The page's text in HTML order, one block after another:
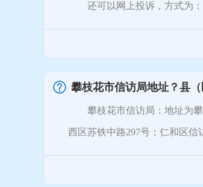
还可以网上投诉，方式为：
攀枝花市信访局地址？县
攀枝花市信访局：地址为攀
西区苏铁中路297号；仁和区